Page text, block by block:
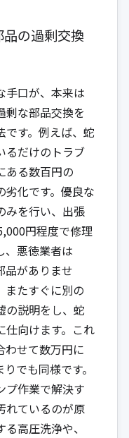
の過剰交換
手口が、本来は
剰な部品交換を
です。例えば、蛇
るだけのトラブ
ある数百円の
劣化です。優良な
みを行い、出張
円程度で修理
、悪徳業者は
品がありませ
またすぐに別の
の説明をし、蛇
仕向けます。これ
わせて数万円に
でも同様です。
プ作業で解決す
れているのが原
高圧洗浄や、